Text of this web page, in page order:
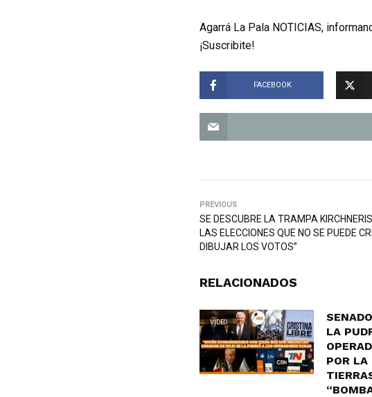
Agarrá La Pala NOTICIAS,
¡Suscribite!
FACEBOOK
PREVIOUS
SE DESCUBRE LA TRAMPA
LAS ELECCIONES QUE NO SE PUEDE
DIBUJAR LOS VOTOS”
RELACIONADOS
VIDEO
LA
POR LA